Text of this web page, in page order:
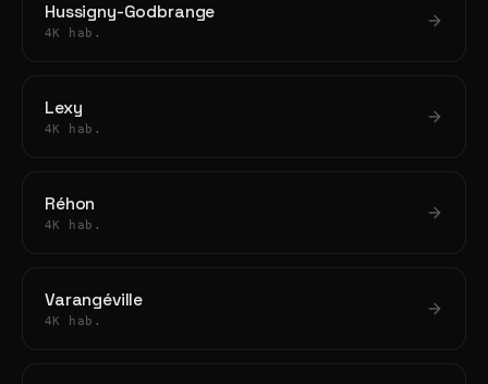
Hussigny-Godbrange
4K hab.
Lexy
4K hab.
Réhon
4K hab.
Varangéville
4K hab.